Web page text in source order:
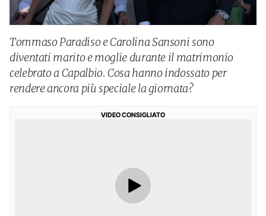
Tommaso Paradiso e Carolina Sansoni sono
diventati marito e moglie durante il matrimonio
celebrato a Capalbio. Cosa hanno indossato per
rendere ancora più speciale la giornata?
VIDEO CONSIGLIATO